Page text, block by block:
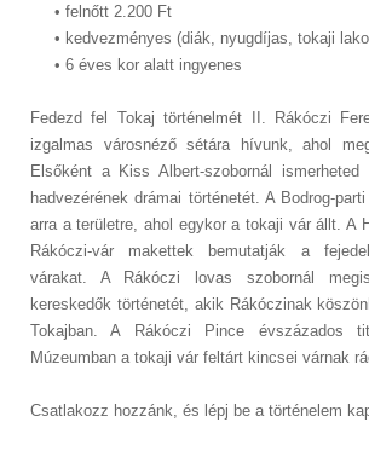
• felnőtt 2.200 Ft
• kedvezményes (diák, nyugdíjas, tokaji
• 6 éves kor alatt ingyenes
Fedezd fel Tokaj történelmét II. Rákóczi
izgalmas városnéző sétára hívunk, ahol
Elsőként a Kiss Albert-szobornál
hadvezérének drámai történetét. A Bodrog-
arra a területre, ahol egykor a tokaji vár állt. A
Rákóczi-vár makettek bemutatják a
várakat. A Rákóczi lovas szobornál
kereskedők történetét, akik Rákóczinak
Tokajban. A Rákóczi Pince évszázados
Múzeumban a tokaji vár feltárt kincsei várnak
Csatlakozz hozzánk, és lépj be a történelem